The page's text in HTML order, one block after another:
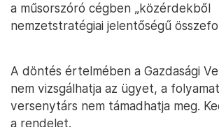
a műsorszóró cégben „közérdekből
nemzetstratégiai jelentőségű
A döntés értelmében a Gazdasági
nem vizsgálhatja az ügyet, a
versenytárs nem támadhatja meg.
a rendelet.